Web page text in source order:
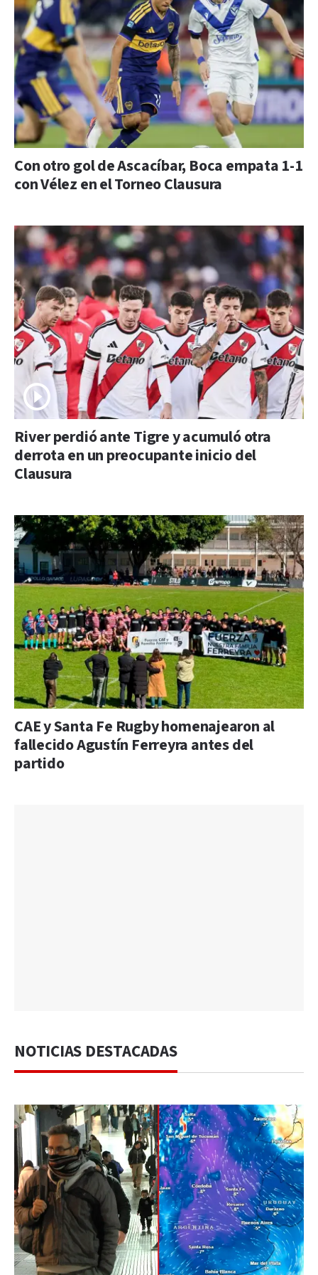
Con otro gol de Ascacíbar, Boca empata 1-1
con Vélez en el Torneo Clausura
River perdió ante Tigre y acumuló otra
derrota en un preocupante inicio del
Clausura
CAE y Santa Fe Rugby homenajearon al
fallecido Agustín Ferreyra antes del
partido
NOTICIAS DESTACADAS